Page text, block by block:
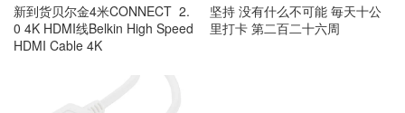
新到货贝尔金4米CONNECT 2.
0 4K HDMI线Belkin High Speed
HDMI Cable 4K
坚持 没有什么不可能 毎天十公
里打卡 第二百二十六周